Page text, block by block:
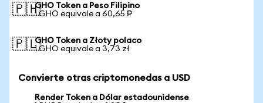
🇵🇭GHO Token a Peso Filipino
1 GHO equivale a 60,65 ₱
🇵🇱GHO Token a Złoty polaco
1 GHO equivale a 3,73 zł
Convierte otras criptomonedas a USD
Render Token a Dólar estadounidense